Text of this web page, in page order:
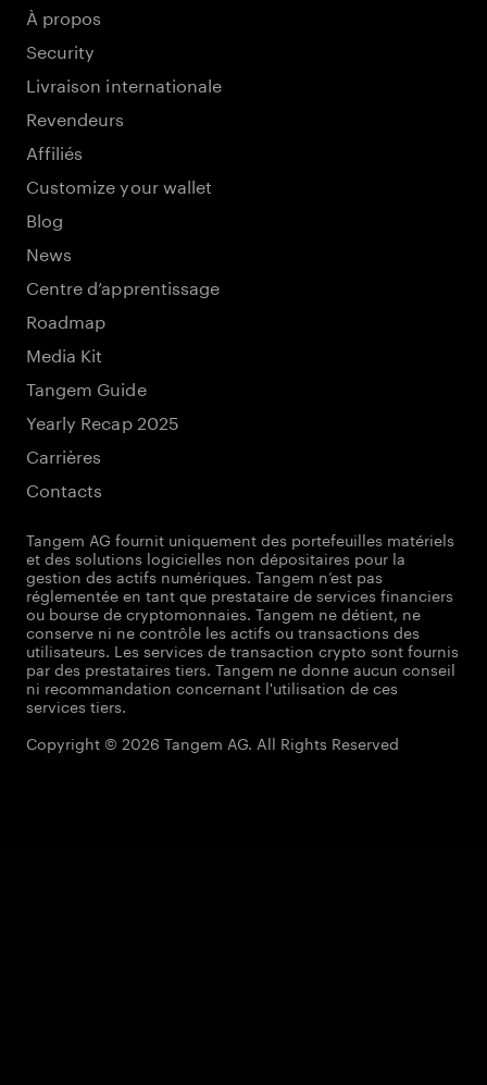
À propos
Security
Livraison internationale
Revendeurs
Affiliés
Customize your wallet
Blog
News
Centre d’apprentissage
Roadmap
Media Kit
Tangem Guide
Yearly Recap 2025
Carrières
Contacts
Tangem AG fournit uniquement des portefeuilles matériels
et des solutions logicielles non dépositaires pour la
gestion des actifs numériques. Tangem n’est pas
réglementée en tant que prestataire de services financiers
ou bourse de cryptomonnaies. Tangem ne détient, ne
conserve ni ne contrôle les actifs ou transactions des
utilisateurs. Les services de transaction crypto sont fournis
par des prestataires tiers. Tangem ne donne aucun conseil
ni recommandation concernant l'utilisation de ces
services tiers.